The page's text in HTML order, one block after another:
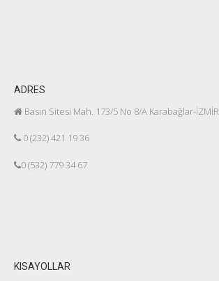
ADRES
Basın Sitesi Mah. 173/5 No 8/A Karabağlar-İZMİR
0 (232) 421 19 36
0 (532) 779 34 67
KISAYOLLAR